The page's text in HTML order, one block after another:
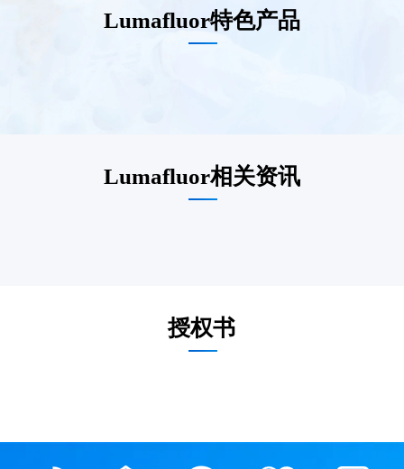
Lumafluor特色产品
Lumafluor相关资讯
授权书